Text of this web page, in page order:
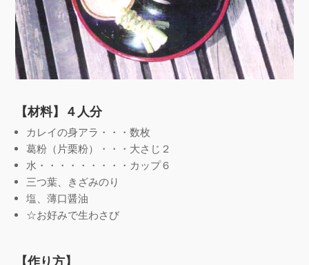
【材料】４人分
カレイの身アラ・・・数枚
葛粉（片栗粉）・・・大さじ２
水・・・・・・・・・カップ６
三つ葉、きざみのり
塩、薄口醤油
☆お好みで生わさび
【作り方】